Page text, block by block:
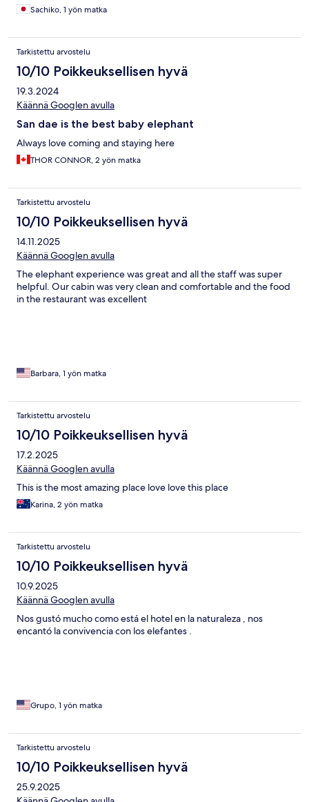
Sachiko, 1 yön matka
Tarkistettu arvostelu
10/10 Poikkeuksellisen hyvä
19.3.2024
Käännä Googlen avulla
San dae is the best baby elephant
Always love coming and staying here
THOR CONNOR, 2 yön matka
Tarkistettu arvostelu
10/10 Poikkeuksellisen hyvä
14.11.2025
Käännä Googlen avulla
The elephant experience was great and all the staff was super
helpful. Our cabin was very clean and comfortable and the food
in the restaurant was excellent
Barbara, 1 yön matka
Tarkistettu arvostelu
10/10 Poikkeuksellisen hyvä
17.2.2025
Käännä Googlen avulla
This is the most amazing place love love this place
Karina, 2 yön matka
Tarkistettu arvostelu
10/10 Poikkeuksellisen hyvä
10.9.2025
Käännä Googlen avulla
Nos gustó mucho como está el hotel en la naturaleza , nos
encantó la convivencia con los elefantes .
Grupo, 1 yön matka
Tarkistettu arvostelu
10/10 Poikkeuksellisen hyvä
25.9.2025